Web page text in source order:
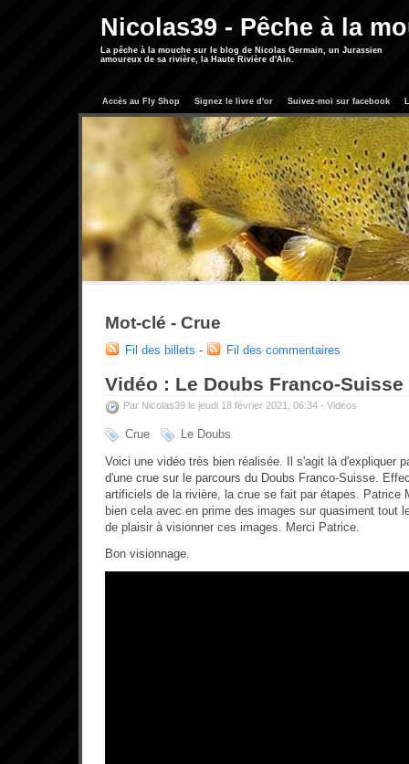
Nicolas39 - Pêche à la
La pêche à la mouche sur le blog de Nicolas Germain, un Jurassien
amoureux de sa rivière, la Haute Rivière d'Ain.
Accès au Fly Shop Signez le livre d'or Suivez-moi sur facebook
Mot-clé - Crue
Fil des billets - Fil des commentaires
Vidéo : Le Doubs Franco-Suisse
Par Nicolas39 le jeudi 18 février 2021, 06:34 - Vidéos
Crue
Le Doubs
Voici une vidéo très bien réalisée. Il s'agit là d'expliquer
d'une crue sur le parcours du Doubs Franco-Suisse.
artificiels de la rivière, la crue se fait par étapes. Patrice
bien cela avec en prime des images sur quasiment tout
de plaisir à visionner ces images. Merci Patrice.
Bon visionnage.